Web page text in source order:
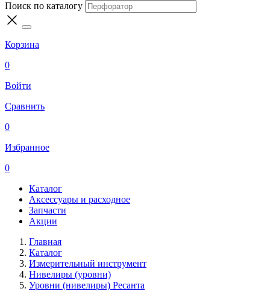
Поиск по каталогу
Корзина
0
Войти
Сравнить
0
Избранное
0
Каталог
Аксессуары и расходное
Запчасти
Акции
Главная
Каталог
Измерительный инструмент
Нивелиры (уровни)
Уровни (нивелиры) Ресанта